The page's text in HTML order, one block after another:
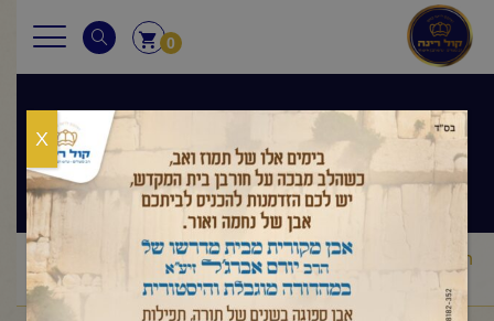
0
שיעורי הרב
ראשי שיעורי הרב/מסר יומי/הרב יורם אברג'ל – – הנשמה של
העולם -ו' אדר תשפ"ו
X